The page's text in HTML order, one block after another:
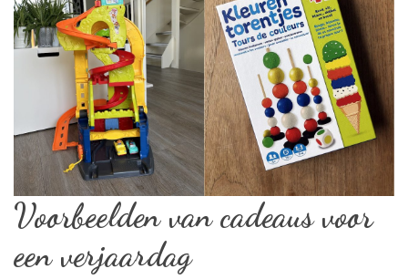
Voorbeelden van cadeaus voor
een verjaardag